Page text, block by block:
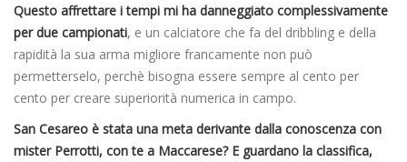
Questo affrettare i tempi mi ha danneggiato complessivamente
per due campionati, e un calciatore che fa del dribbling e della
rapidità la sua arma migliore francamente non può
permetterselo, perchè bisogna essere sempre al cento per
cento per creare superiorità numerica in campo.
San Cesareo è stata una meta derivante dalla conoscenza con
mister Perrotti, con te a Maccarese? E guardano la classifica,